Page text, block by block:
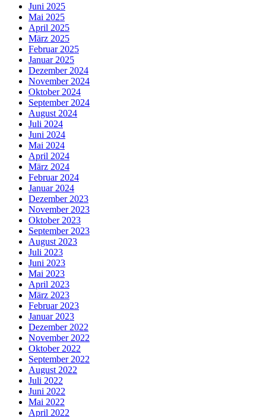
Juni 2025
Mai 2025
April 2025
März 2025
Februar 2025
Januar 2025
Dezember 2024
November 2024
Oktober 2024
September 2024
August 2024
Juli 2024
Juni 2024
Mai 2024
April 2024
März 2024
Februar 2024
Januar 2024
Dezember 2023
November 2023
Oktober 2023
September 2023
August 2023
Juli 2023
Juni 2023
Mai 2023
April 2023
März 2023
Februar 2023
Januar 2023
Dezember 2022
November 2022
Oktober 2022
September 2022
August 2022
Juli 2022
Juni 2022
Mai 2022
April 2022